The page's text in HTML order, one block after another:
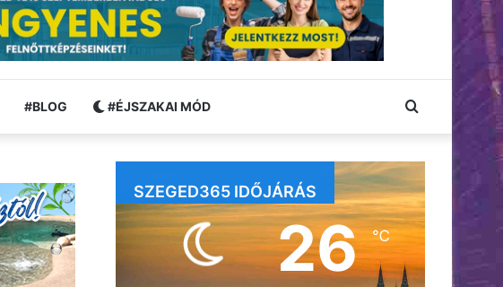
#BLOG #ÉJSZAKAI MÓD Keresés:
SZEGED365 IDŐJÁRÁS
26℃